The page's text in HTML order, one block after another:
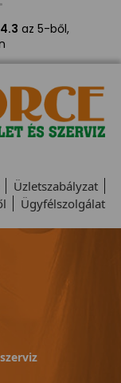
4.3 az 5-ből,
Üzletszabályzat
Ügyfélszolgálat